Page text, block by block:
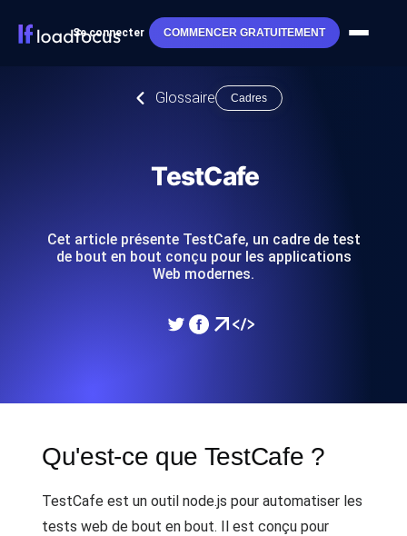
Se connecter COMMENCER GRATUITEMENT
Glossaire Cadres
TestCafe
Cet article présente TestCafe, un cadre de test
de bout en bout conçu pour les applications
Web modernes.
Qu'est-ce que TestCafe ?
TestCafe est un outil node.js pour automatiser les
tests web de bout en bout. Il est conçu pour